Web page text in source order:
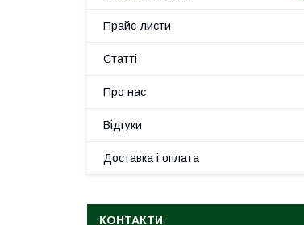
Прайс-листи
Статті
Про нас
Відгуки
Доставка і оплата
КОНТАКТИ